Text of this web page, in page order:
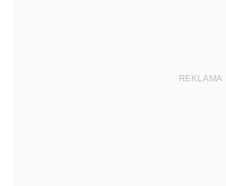
REKLAMA